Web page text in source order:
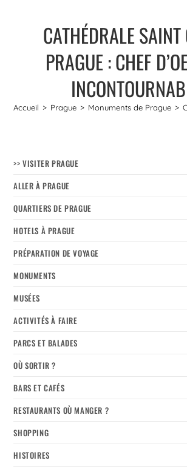
CATHÉDRALE
PRAGUE : CHEF
Accueil > Prague > Monuments de Prague >
>> VISITER PRAGUE
ALLER À PRAGUE
QUARTIERS DE PRAGUE
HOTELS À PRAGUE
PRÉPARATION DE VOYAGE
MONUMENTS
MUSÉES
ACTIVITÉS À FAIRE
PARCS ET BALADES
OÙ SORTIR ?
BARS ET CAFÉS
RESTAURANTS OÙ MANGER ?
SHOPPING
HISTOIRES